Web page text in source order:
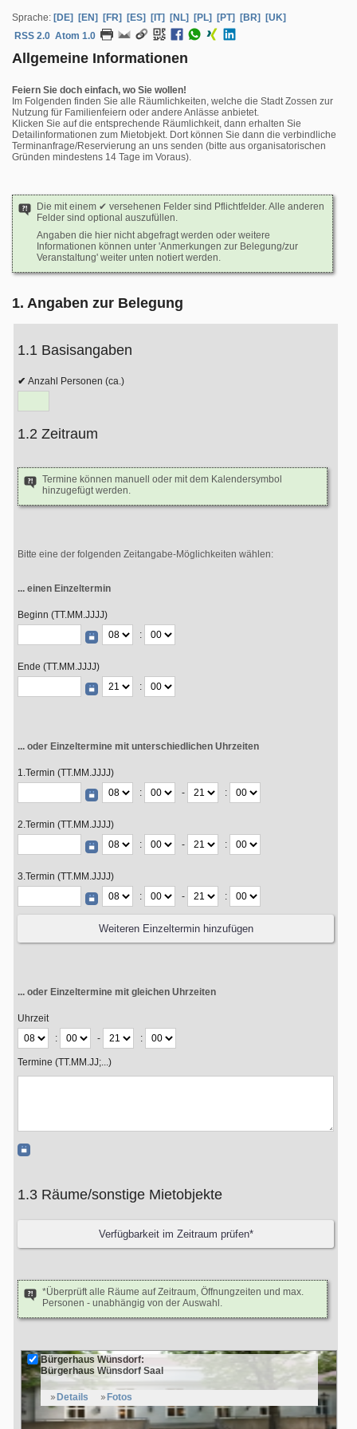
Sprache: [DE] [EN] [FR] [ES] [IT] [NL] [PL] [PT] [BR]
[UK]
RSS 2.0 Atom 1.0
Allgemeine Informationen
Feiern Sie doch einfach, wo Sie wollen!
Im Folgenden finden Sie alle Räumlichkeiten, welche die Stadt Zossen zur
Nutzung für Familienfeiern oder andere Anlässe anbietet.
Klicken Sie auf die entsprechende Räumlichkeit, dann erhalten Sie
Detailinformationen zum Mietobjekt. Dort können Sie dann die verbindliche
Terminanfrage/Reservierung an uns senden (bitte aus organisatorischen
Gründen mindestens 14 Tage im Voraus).
Die mit einem ✔ versehenen Felder sind Pflichtfelder. Alle anderen
Felder sind optional auszufüllen.
Angaben die hier nicht abgefragt werden oder weitere
Informationen können unter 'Anmerkungen zur Belegung/zur
Veranstaltung' weiter unten notiert werden.
1. Angaben zur Belegung
1.1 Basisangaben
Anzahl Personen (ca.)
1.2 Zeitraum
Termine können manuell oder mit dem Kalendersymbol
hinzugefügt werden.
Bitte eine der folgenden Zeitangabe-Möglichkeiten wählen:
... einen Einzeltermin
Beginn (TT.MM.JJJJ)
:
Ende (TT.MM.JJJJ)
:
... oder Einzeltermine mit unterschiedlichen Uhrzeiten
1.Termin (TT.MM.JJJJ)
:
- :
2.Termin (TT.MM.JJJJ)
:
- :
3.Termin (TT.MM.JJJJ)
:
- :
... oder Einzeltermine mit gleichen Uhrzeiten
Uhrzeit
:
- :
Termine (TT.MM.JJ;...)
1.3 Räume/sonstige Mietobjekte
*Überprüft alle Räume auf Zeitraum, Öffnungzeiten und max.
Personen - unabhängig von der Auswahl.
Bürgerhaus Wünsdorf:
Bürgerhaus Wünsdorf Saal
Details Fotos